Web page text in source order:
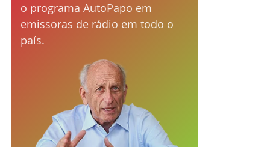
o programa AutoPapo em
emissoras de rádio em todo o
país.